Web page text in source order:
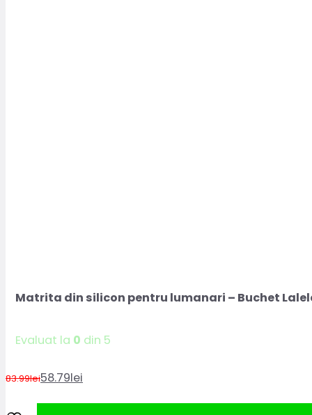
Matrita din silicon pentru lumanari – Buchet
Evaluat la 0 din 5
83.99lei
Prețul 58.79lei
Prețul
curent